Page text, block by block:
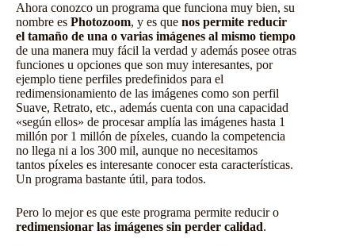
Ahora conozco un programa que funciona muy bien, su
nombre es Photozoom, y es que nos permite reducir
el tamaño de una o varias imágenes al mismo tiempo
de una manera muy fácil la verdad y además posee otras
funciones u opciones que son muy interesantes, por
ejemplo tiene perfiles predefinidos para el
redimensionamiento de las imágenes como son perfil
Suave, Retrato, etc., además cuenta con una capacidad
«según ellos» de procesar amplía las imágenes hasta 1
millón por 1 millón de píxeles, cuando la competencia
no llega ni a los 300 mil, aunque no necesitamos
tantos píxeles es interesante conocer esta características.
Un programa bastante útil, para todos.
Pero lo mejor es que este programa permite reducir o
redimensionar las imágenes sin perder calidad.